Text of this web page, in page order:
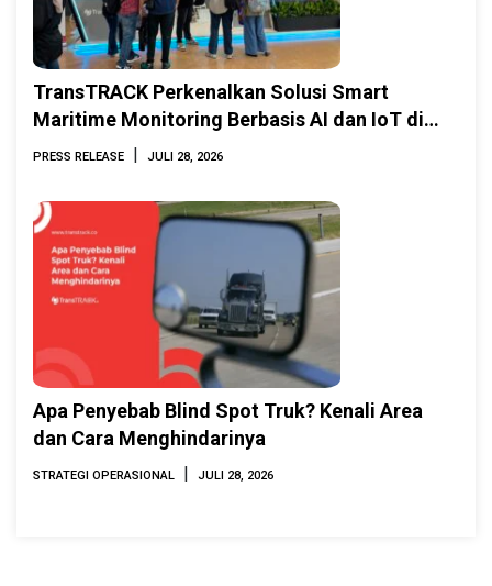
TransTRACK Perkenalkan Solusi Smart
Maritime Monitoring Berbasis AI dan IoT di
INAMARINE 2026
PRESS RELEASE | JULI 28, 2026
Apa Penyebab Blind Spot Truk? Kenali Area
dan Cara Menghindarinya
STRATEGI OPERASIONAL | JULI 28, 2026